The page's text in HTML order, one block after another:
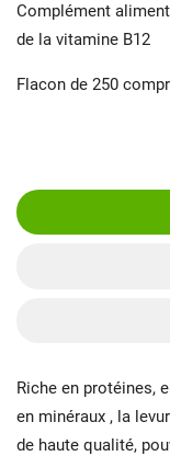
Complément
de la vitamine B12
Flacon de 250
Riche en protéines,
en minéraux , la
de haute qualité,